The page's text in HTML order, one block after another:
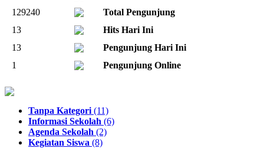
129240
Total Pengunjung
13
Hits Hari Ini
13
Pengunjung Hari Ini
1
Pengunjung Online
Tanpa Kategori (11)
Informasi Sekolah (6)
Agenda Sekolah (2)
Kegiatan Siswa (8)